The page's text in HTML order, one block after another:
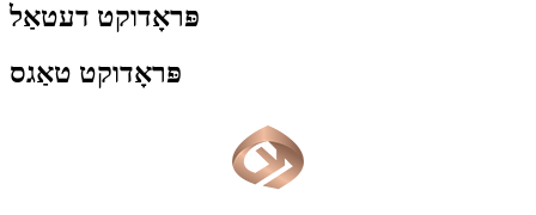
פּראָדוקט דעטאַל
פּראָדוקט טאַגס